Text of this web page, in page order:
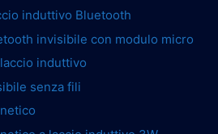
induttivo Bluetooth
invisibile con modulo micro
induttivo
senza fili